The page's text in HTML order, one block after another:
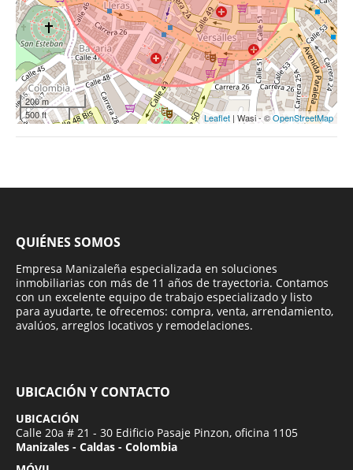
200 m
500 ft
Leaflet | Wasi - ©OpenStreetMap
QUIÉNES SOMOS
Empresa Manizaleña especializada en soluciones
inmobiliarias con más de 11 años de trayectoria. Contamos
con un excelente equipo de trabajo especializado y listo
para ayudarte, te ofrecemos: compra, venta, arrendamiento,
avalúos, arreglos locativos y remodelaciones.
UBICACIÓN Y CONTACTO
UBICACIÓN
Calle 20a # 21 - 30 Edificio Pasaje Pinzon, oficina 1105
Manizales - Caldas - Colombia